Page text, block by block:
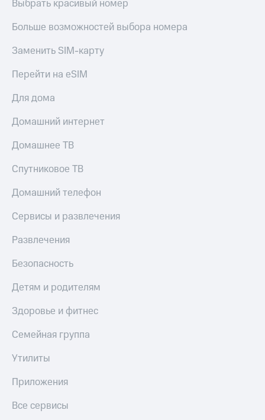
Выбрать красивый номер
Больше возможностей выбора номера
Заменить SIM-карту
Перейти на eSIM
Для дома
Домашний интернет
Домашнее ТВ
Спутниковое ТВ
Домашний телефон
Сервисы и развлечения
Развлечения
Безопасность
Детям и родителям
Здоровье и фитнес
Семейная группа
Утилиты
Приложения
Все сервисы